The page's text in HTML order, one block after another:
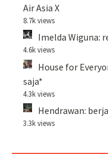
Air Asia X
8.7k views
Imelda Wiguna:
4.6k views
House for
saja*
4.3k views
Hendrawan:
3.3k views